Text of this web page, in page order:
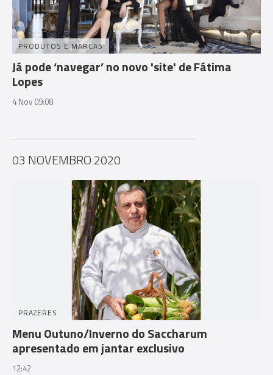
PRODUTOS E MARCAS
Já pode ‘navegar’ no novo 'site' de Fátima
Lopes
4 Nov 09:08
03 NOVEMBRO 2020
PRAZERES
Menu Outuno/Inverno do Saccharum
apresentado em jantar exclusivo
12:42